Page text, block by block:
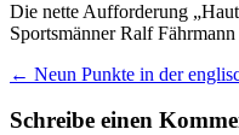
Die nette Aufforderung
Sportsmänner Ralf
← Neun Punkte in der
Schreibe einen